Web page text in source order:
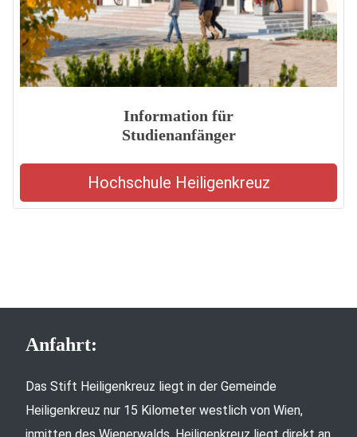
Information für
Studienanfänger
Hochschule Heiligenkreuz
Anfahrt:
Das Stift Heiligenkreuz liegt in der Gemeinde
Heiligenkreuz nur 15 Kilometer westlich von Wien,
inmitten des Wienerwalds. Heiligenkreuz liegt direkt an